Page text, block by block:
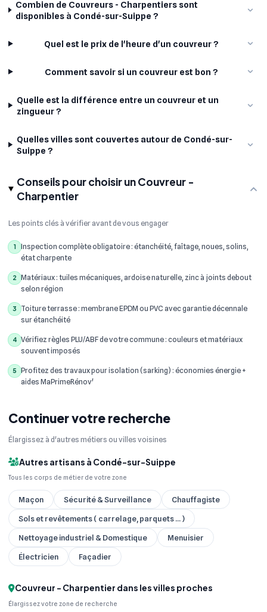
Combien de Couvreurs - Charpentiers sont
disponibles à Condé-sur-Suippe ?
Quel est le prix de l'heure d'un couvreur ?
Comment savoir si un couvreur est bon ?
Quelle est la différence entre un couvreur et un
zingueur ?
Quelles villes sont couvertes autour de Condé-sur-
Suippe ?
Conseils pour choisir un Couvreur -
Charpentier
Les points clés à vérifier avant de vous engager
1
Inspection complète obligatoire : étanchéité, faîtage, noues, solins,
état charpente
2
Matériaux : tuiles mécaniques, ardoise naturelle, zinc à joints debout
selon région
3
Toiture terrasse : membrane EPDM ou PVC avec garantie décennale
sur étanchéité
4 Vérifiez règles PLU/ABF de votre commune : couleurs et matériaux
souvent imposés
5
Profitez des travaux pour isolation (sarking) : économies énergie +
aides MaPrimeRénov'
Continuer votre recherche
Élargissez à d'autres métiers ou villes voisines
Autres artisans à Condé-sur-Suippe
Tous les corps de métier de votre zone
Maçon Sécurité & Surveillance
Chauffagiste
Sols et revêtements ( carrelage, parquets ... )
Nettoyage industriel & Domestique
Menuisier
Électricien
Façadier
Couvreur - Charpentier dans les villes proches
Élargissez votre zone de recherche